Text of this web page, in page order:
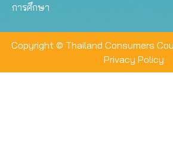
การศึกษา
Copyright © Thailand Consumers
Privacy Policy